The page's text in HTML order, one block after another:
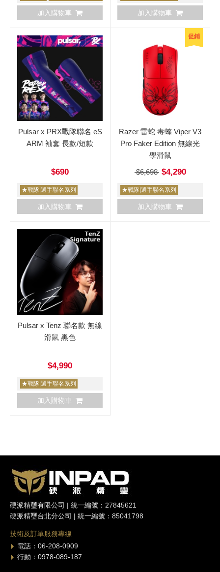
加入購物車 加入購物車
Pulsar x PRX戰隊聯名 eS
ARM 袖套 長款/短款
$690
★戰隊|選手聯名系列
加入購物車
促銷
Razer 雷蛇 毒蝰 Viper V3
Pro Faker Edition 無線光
學滑鼠
$6,698$4,290
★戰隊|選手聯名系列
加入購物車
Pulsar x Tenz 聯名款 無線
滑鼠 黑色
$4,990
★戰隊|選手聯名系列
加入購物車
硬派精璽有限公司 | 統一編號：27845621
硬派精璽台北分公司 | 統一編號：85041798
技術及訂單服務專線
電話：06-208-0909
行動：0978-089-187